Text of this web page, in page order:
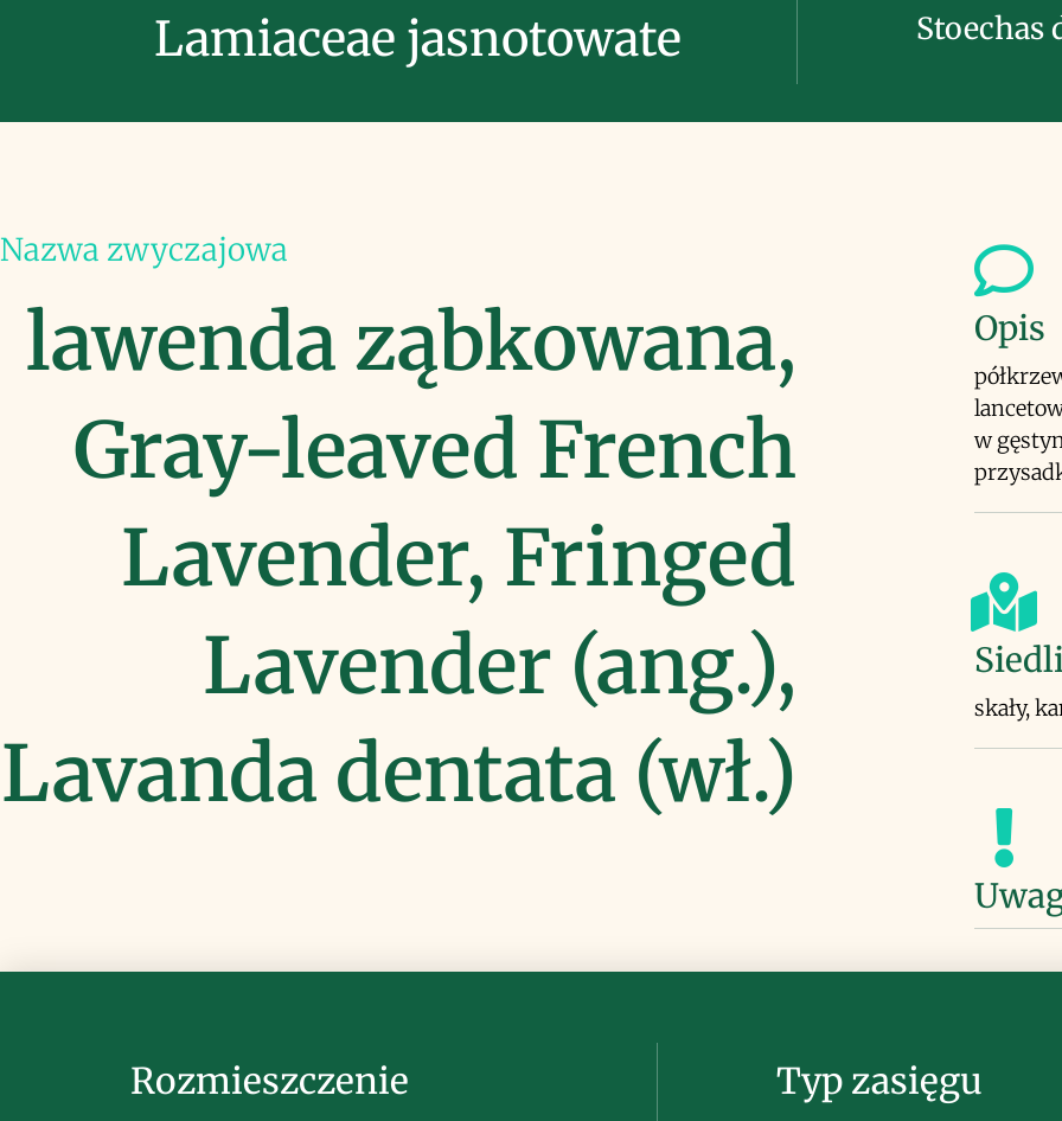
Lamiaceae jasnotowate Stoechas
Nazwa zwyczajowa
lawenda ząbkowana,
Gray-leaved French
Lavender, Fringed
Lavender (ang.),
Lavanda dentata (wł.)
Opis
w
skały,
Rozmieszczenie Typ zasięgu